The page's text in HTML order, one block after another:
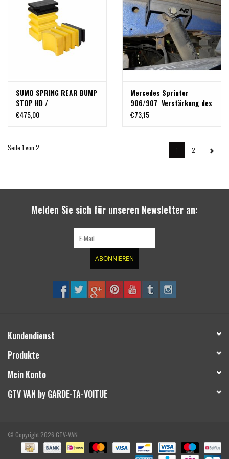
SUMO SPRING REAR BUMP
STOP HD /
ANSCHLAGPUFFER FÜR
ZWILLINGSBEREIFT
€475,00
Mercedes Sprinter
906/907 Verstärkung des
hinteren oberen
€73,15
Seite 1 von 2 2
Melden Sie sich für unseren Newsletter an:
ABONNIEREN
Kundendienst
Produkte
Mein Konto
GTV VAN by GARDE-TA-VOITUE
© Copyright 2026 GTV-VAN